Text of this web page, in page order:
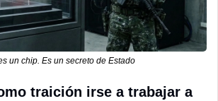
un chip. Es un secreto de Estado
traición irse a trabajar a